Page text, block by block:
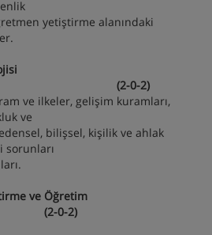
yetiştirme alanındaki
2)
ve ilkeler, gelişim kuramları,
ve
bilişsel, kişilik ve ahlak
sorunları
ve Öğretim
2)